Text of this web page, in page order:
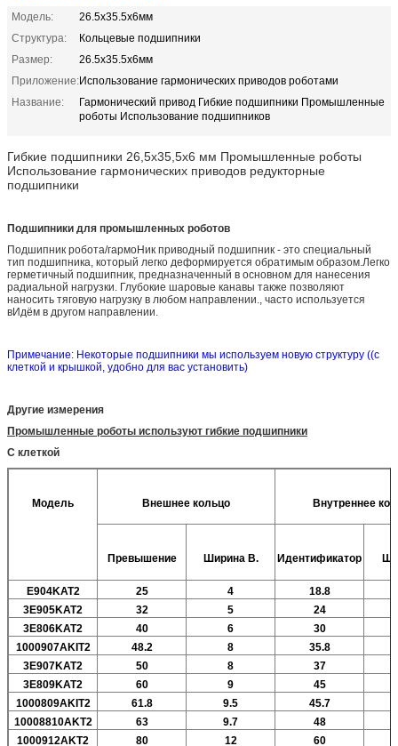
Модель:
26.5х35.5х6мм
Структура:
Кольцевые подшипники
Размер:
26.5х35.5х6мм
Приложение:Использование гармонических приводов роботами
Название:
Гармонический привод Гибкие подшипники Промышленные
роботы Использование подшипников
Гибкие подшипники 26,5x35,5x6 мм Промышленные роботы
Использование гармонических приводов редукторные
подшипники
Подшипники для промышленных роботов
Подшипник робота/гармоНик приводный подшипник - это специальный
тип подшипника, который легко деформируется обратимым образом.Легко
герметичный подшипник, предназначенный в основном для нанесения
радиальной нагрузки. Глубокие шаровые канавы также позволяют
наносить тяговую нагрузку в любом направлении., часто используется
вИдём в другом направлении.
Примечание: Некоторые подшипники мы используем новую структуру ((с
клеткой и крышкой, удобно для вас установить)
Другие измерения
Промышленные роботы используют гибкие подшипники
С клеткой
Модель Внешнее кольцо Внутреннее
Превышение Ширина В. Идентификатор
E904KAT2 25 4
18.8
3E905KAT2
32 5
24
3E806KAT2
40 6
30
1000907AKIT2
48.2 8
35.8
3E907KAT2
50 8
37
3E809KAT2
60 9
45
1000809AKIT2
61.8 9.5
45.7
10008810AKT2
63 9.7
48
1000912AKT2
80 12 60